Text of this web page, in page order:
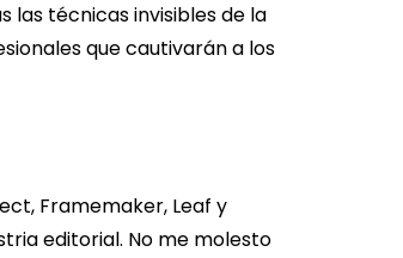
las técnicas invisibles de la
que cautivarán a los
Framemaker, Leaf y
editorial. No me molesto